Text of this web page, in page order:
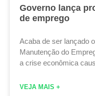
Governo lança
de emprego
Acaba de ser lançado
Manutenção do
a crise econômica
VEJA MAIS +